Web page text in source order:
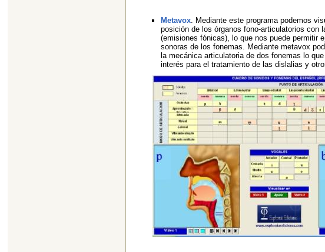
Metavox. Mediante este programa podemos
posición de los órganos fono-articulatorios con
(emisiones fónicas), lo que nos puede permitir
sonoras de los fonemas. Mediante metavox
la mecánica articulatoria de dos fonemas lo
interés para el tratamiento de las dislalias y